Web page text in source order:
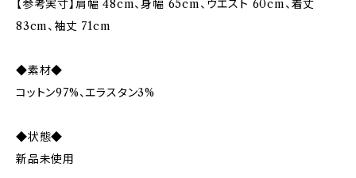
【参考実寸】肩幅 48cm、身幅 65cm、ウエスト 60cm、着丈
83cm、袖丈 71cm
◆素材◆
コットン97%、エラスタン3%
◆状態◆
新品未使用